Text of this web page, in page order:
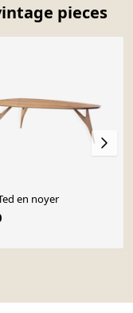
pieces
en noyer